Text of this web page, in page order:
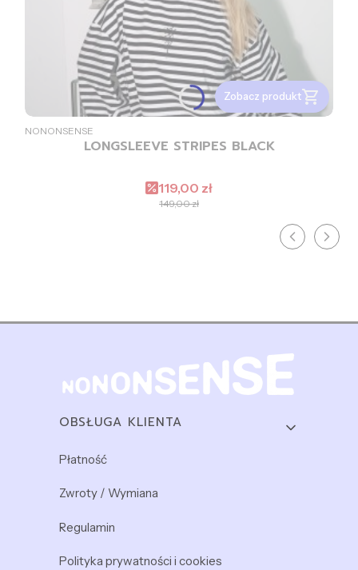
Zobacz produkt
PRODUCENT
NONONSENSE
LONGSLEEVE STRIPES BLACK
Cena promocyjna
119,00 zł
149,00 zł
Linki w stopce
OBSŁUGA KLIENTA
Płatność
Zwroty / Wymiana
Regulamin
Polityka prywatności i cookies